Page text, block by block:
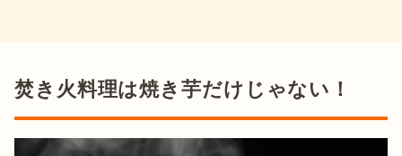
焚き火料理は焼き芋だけじゃない！